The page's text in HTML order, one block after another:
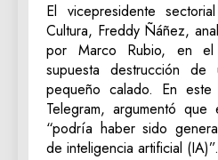
El vicepresidente
Cultura, Freddy Ñáñez,
por Marco Rubio, en
supuesta destrucción de
pequeño calado. En
Telegram, argumentó que
“podría haber sido
de inteligencia artificial (IA)”.